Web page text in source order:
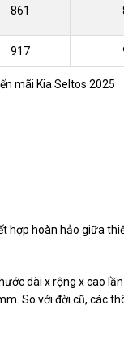
861
917
mãi Kia Seltos 2025
hợp hoàn hảo giữa
dài x rộng x cao
So với đời cũ, các